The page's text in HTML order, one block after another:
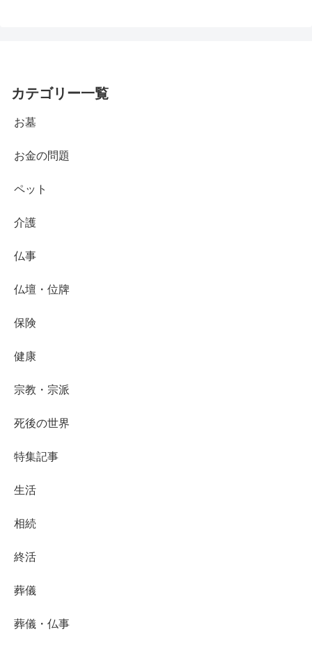
カテゴリー一覧
お墓
お金の問題
ペット
介護
仏事
仏壇・位牌
保険
健康
宗教・宗派
死後の世界
特集記事
生活
相続
終活
葬儀
葬儀・仏事